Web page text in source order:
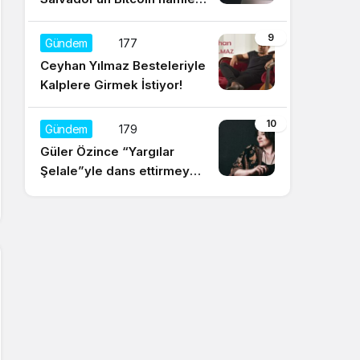
için olumsuz yorum
9
Gündem 177
Ceyhan Yılmaz Besteleriyle
Kalplere Girmek İstiyor!
10
Gündem 179
Güler Özince “Yargılar
Şelale”yle dans ettirmeye